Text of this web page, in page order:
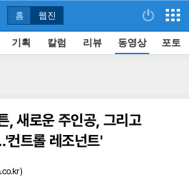
홈 웹진
기획 칼럼 리뷰 동영상 포토
, 새로운 주인공, 그리고
컨트롤 레조넌트'
)